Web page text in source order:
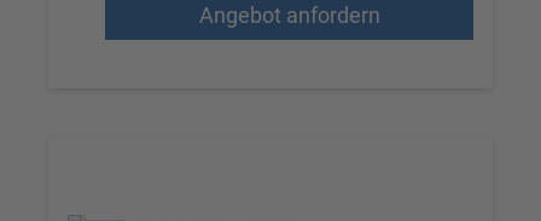
Angebot anfordern